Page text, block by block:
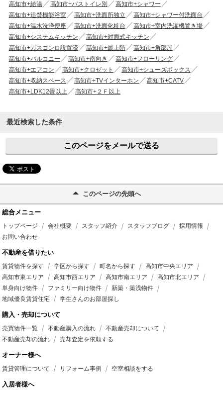
高知市+給湯 高知市+バストイレ別
高知市+シャワー
高知市+追焚機能浴室
高知市+洗面所独立
高知市+シャワー付洗面台
高知市+温水洗浄便座
高知市+洗面化粧台
高知市+室内洗濯機置き場
高知市+システムキッチン
高知市+対面式キッチン
高知市+ガスコンロ設置済
高知市+最上階
高知市+角部屋
高知市+バルコニー
高知市+南向き
高知市+フローリング
高知市+エアコン
高知市+クロゼット
高知市+シューズボックス
高知市+収納スペース
高知市+TVインターホン
高知市+CATV
高知市+LDK12畳以上
高知市+２Ｆ以上
最近検索した条件
このページをメールで送る
このページの先頭へ
総合メニュー
トップページ 会社概要 スタッフ紹介 スタッフブログ
採用情報
お問い合わせ
不動産を借りたい
賃貸物件を探す 学区から探す 町名から探す
高知市中央エリア
高知市東エリア
高知市西エリア 高知市南エリア
高知市北エリア
単身向け物件
ファミリー向け物件
新築・築浅物件
地域優良賃貸住宅
学生さんのお部屋探し
購入・売却について
売買物件一覧 不動産購入の流れ
不動産売却について
不動産売却の流れ
売却査定を依頼する
オーナー様へ
賃貸管理について リフォーム事例 空室相談をする
入居者様へ